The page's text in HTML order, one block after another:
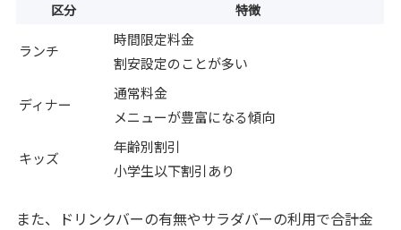
区分 特徴
ランチ
時間限定料金
割安設定のことが多い
ディナー
通常料金
メニューが豊富になる傾向
キッズ
年齢別割引
小学生以下割引あり
また、ドリンクバーの有無やサラダバーの利用で合計金